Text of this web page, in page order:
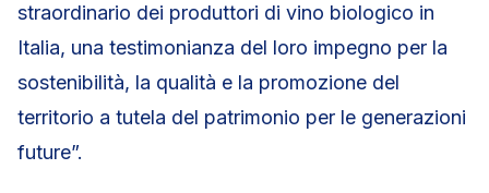
straordinario dei produttori di vino biologico in
Italia, una testimonianza del loro impegno per la
sostenibilità, la qualità e la promozione del
territorio a tutela del patrimonio per le generazioni
future”.